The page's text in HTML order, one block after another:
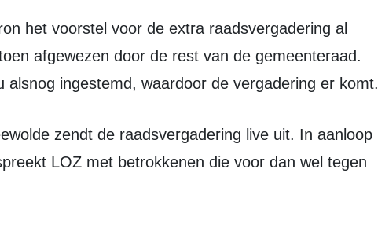
afgewezen door de rest van de gemeenteraad.
alsnog ingestemd, waardoor de vergadering er komt.
LOZ met betrokkenen die voor dan wel tegen